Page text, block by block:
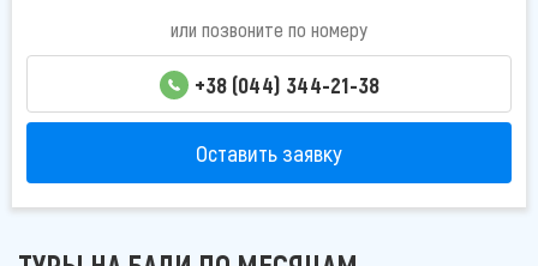
или позвоните по номеру
+38 (044) 344-21-38
Оставить заявку